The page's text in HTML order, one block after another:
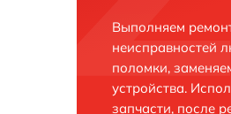
Выполняем
неисправностей
поломки,
устройства.
запчасти, после